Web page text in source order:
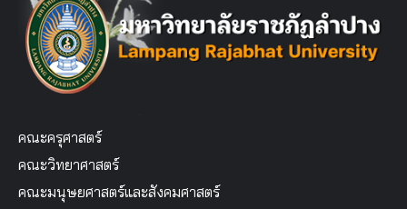
คณะครุศาสตร์
คณะวิทยาศาสตร์
คณะมนุษยศาสตร์และสังคมศาสตร์